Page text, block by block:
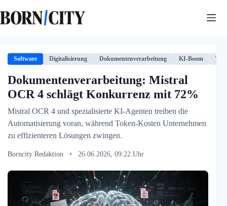
Inhalt
springen
Software Digitalisierung Dokumentenverarbeitung KI-Boom
Dokumentenverarbeitung: Mistral
OCR 4 schlägt Konkurrenz mit 72%
Mistral OCR 4 und spezialisierte KI-Agenten treiben die
Automatisierung voran, während Token-Kosten Unternehmen
zu effizienteren Lösungen zwingen.
Borncity Redaktion • 26.06.2026, 09:22 Uhr